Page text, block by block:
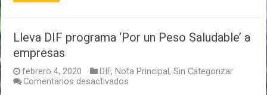
Lleva DIF programa ‘Por un Peso Saludable’ a
empresas
febrero 4, 2020 DIF, Nota Principal,Sin Categorizar
Comentarios desactivados